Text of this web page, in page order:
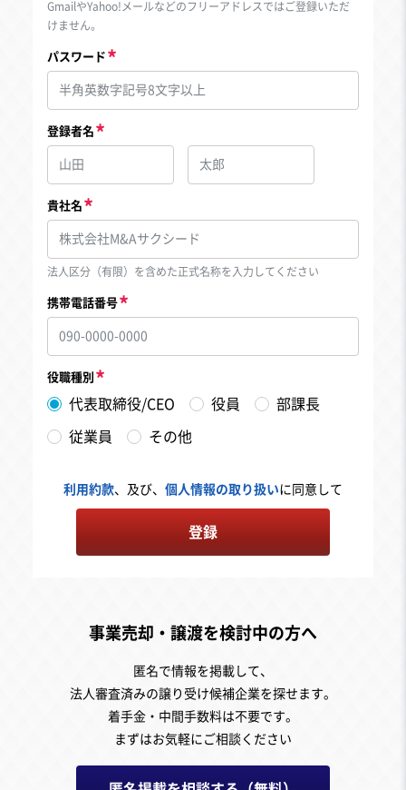
GmailやYahoo!メールなどのフリーアドレスではご登録いただ
けません。
パスワード
登録者名
貴社名
法人区分（有限）を含めた正式名称を入力してください
携帯電話番号
役職種別
代表取締役/CEO 役員 部課長
従業員 その他
利用約款、及び、 個人情報の取り扱いに同意して
登録
事業売却・譲渡を検討中の方へ
匿名で情報を掲載して、
法人審査済みの譲り受け候補企業を探せます。
着手金・中間手数料は不要です。
まずはお気軽にご相談ください